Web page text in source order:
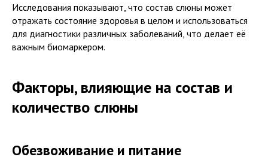
Исследования показывают, что состав слюны может
отражать состояние здоровья в целом и использоваться
для диагностики различных заболеваний, что делает её
важным биомаркером.
Факторы, влияющие на состав и
количество слюны
Обезвоживание и питание